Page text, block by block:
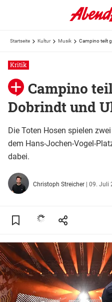
Startseite Kultur Musik Campino teilt
Kritik
Campino
Dobrindt und
Die Toten Hosen spielen
dem Hans-Jochen-Vogel-
dabei.
Christoph Streicher | 09. Juli